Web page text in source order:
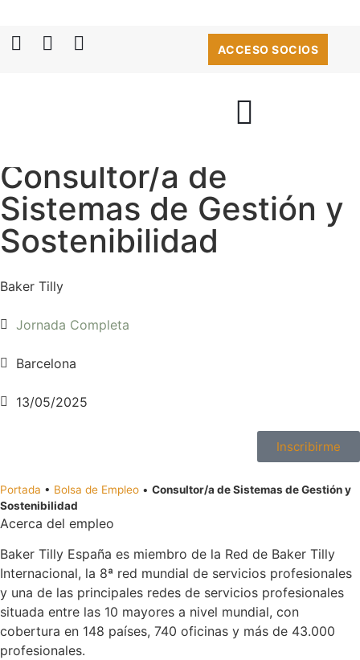
ACCESO SOCIOS
Consultor/a de
Sistemas de Gestión y
Sostenibilidad
Baker Tilly
Jornada Completa
Barcelona
13/05/2025
Inscribirme
Portada • Bolsa de Empleo • Consultor/a de Sistemas de Gestión y
Sostenibilidad
Acerca del empleo
Baker Tilly España es miembro de la Red de Baker Tilly
Internacional, la 8ª red mundial de servicios profesionales
y una de las principales redes de servicios profesionales
situada entre las 10 mayores a nivel mundial, con
cobertura en 148 países, 740 oficinas y más de 43.000
profesionales.